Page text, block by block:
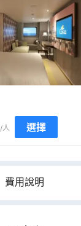
/人 選擇
費用說明